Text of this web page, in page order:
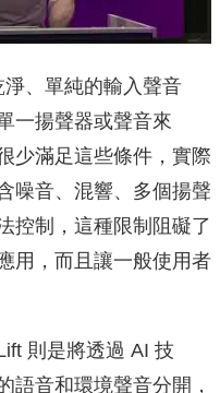
、單純的輸入聲音
一揚聲器或聲音來
少滿足這些條件，實際
噪音、混響、多個揚聲
控制，這種限制阻礙了
用，而且讓一般使用者
則是將透過 AI 技
語音和環境聲音分開，